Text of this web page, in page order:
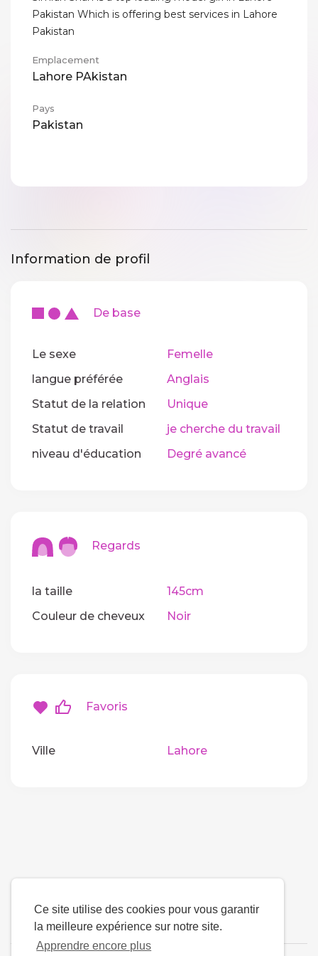
Ce site utilise des cookies pour vous garantir
la meilleure expérience sur notre site.
Apprendre encore plus
Pakistan Which is offering best services in Lahore
Pakistan
Emplacement
Lahore PAkistan
Pays
Pakistan
Information de profil
De base
Le sexe
Femelle
langue préférée
Anglais
Statut de la relation
Unique
Statut de travail
je cherche du travail
niveau d'éducation
Degré avancé
Regards
la taille
145cm
Couleur de cheveux
Noir
Favoris
Ville Lahore